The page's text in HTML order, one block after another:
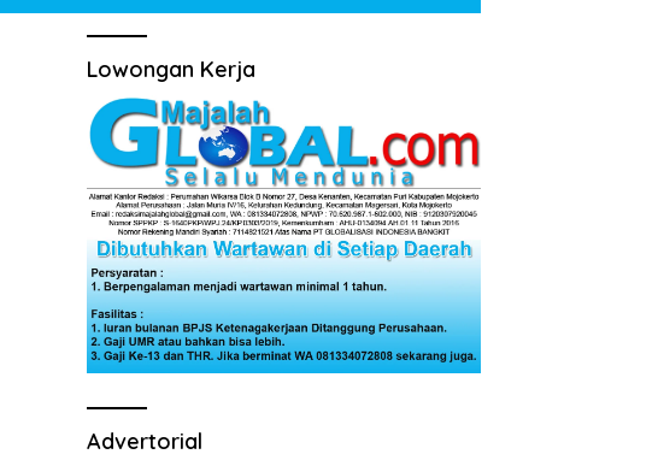
Lowongan Kerja
Advertorial